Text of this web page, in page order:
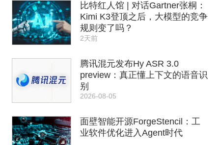
比特红人馆 | 对话Gartner张桐：
Kimi K3登顶之后，大模型的竞争
规则变了吗？
2天前
腾讯混元发布Hy ASR 3.0
preview：真正懂上下文的语音识
别
2026-08-05
面壁智能开源ForgeStencil：工
业软件优化进入Agent时代